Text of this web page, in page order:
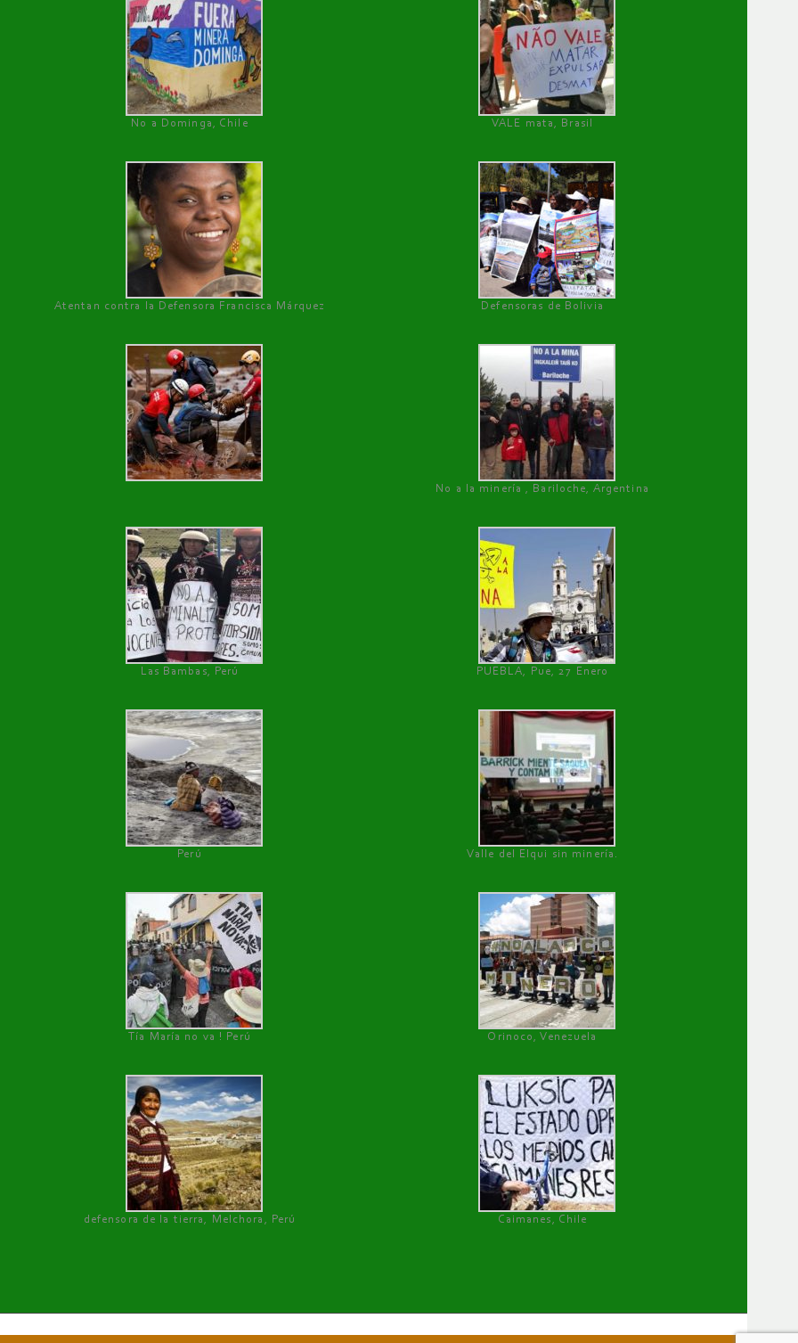
No a Dominga, Chile
VALE mata, Brasil
Atentan contra la Defensora Francisca Márquez Defensoras de Bolivia
No a la minería , Bariloche, Argentina
Las Bambas, Perú PUEBLA, Pue, 27 Enero
Perú Valle del Elqui sin minería.
Tía María no va ! Perú Orinoco, Venezuela
defensora de la tierra, Melchora, Perú Caimanes, Chile